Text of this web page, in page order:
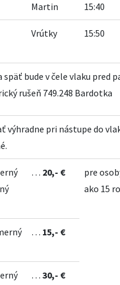
Martin 15:40
Vrútky 15:50
späť bude v čele vlaku pred
rušeň 749.248 Bardotka
výhradne pri nástupe do
… 20,- €
pre
ako 15
… 15,- €
… 30,- €